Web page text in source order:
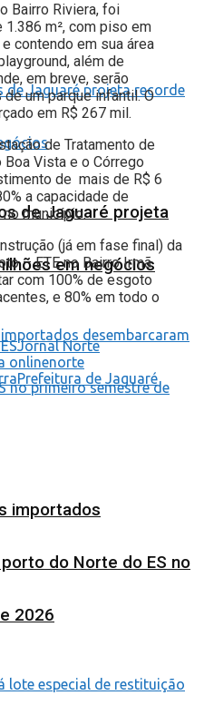
de Jaguaré projeta
em negócios
importados
do Norte do ES no
2026
Bairro Riviera, foi
1.386 m², com piso em
contendo em sua área
além de
em breve, serão
um parque infantil. O
em R$ 267 mil.
de Tratamento de
Vista e o Córrego
de mais de R$ 6
a capacidade de
município.
(já em fase final) da
– ETE no Bairro Irmã
com 100% de esgoto
e 80% em todo o
Jornal Norte
onlinenorte
Prefeitura de Jaguaré